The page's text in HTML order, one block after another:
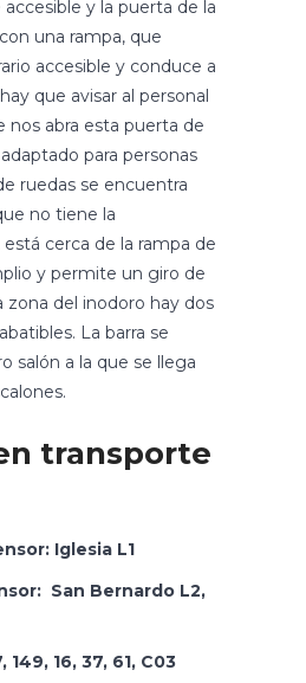
y la puerta de la
una rampa, que
accesible y conduce a
que avisar al personal
nos abra esta puerta de
para personas
ruedas se encuentra
no tiene la
está cerca de la rampa de
y permite un giro de
zona del inodoro hay dos
La barra se
salón a la que se llega
transporte
Iglesia L1
San Bernardo L2,
16, 37, 61, C03